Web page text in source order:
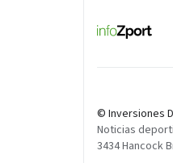
© Inversiones
Noticias
3434 Hancock